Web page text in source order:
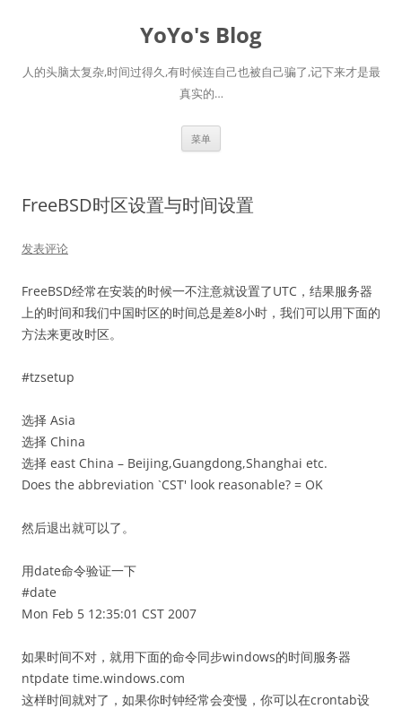
YoYo's Blog
人的头脑太复杂,时间过得久,有时候连自己也被自己骗了,记下来才是最
真实的…
菜单
FreeBSD时区设置与时间设置
发表评论
FreeBSD经常在安装的时候一不注意就设置了UTC，结果服务器
上的时间和我们中国时区的时间总是差8小时，我们可以用下面的
方法来更改时区。
#tzsetup
选择 Asia
选择 China
选择 east China – Beijing,Guangdong,Shanghai etc.
Does the abbreviation `CST' look reasonable? = OK
然后退出就可以了。
用date命令验证一下
#date
Mon Feb 5 12:35:01 CST 2007
如果时间不对，就用下面的命令同步windows的时间服务器
ntpdate time.windows.com
这样时间就对了，如果你时钟经常会变慢，你可以在crontab设